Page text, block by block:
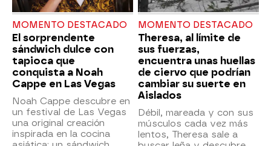
MOMENTO DESTACADO
El sorprendente
sándwich dulce con
tapioca que
conquista a Noah
Cappe en Las Vegas
Noah Cappe descubre en
un festival de Las Vegas
una original creación
inspirada en la cocina
MOMENTO DESTACADO
Theresa, al límite de
sus fuerzas,
encuentra unas huellas
de ciervo que podrían
cambiar su suerte en
Aislados
Débil, mareada y con sus
músculos cada vez más
lentos, Theresa sale a